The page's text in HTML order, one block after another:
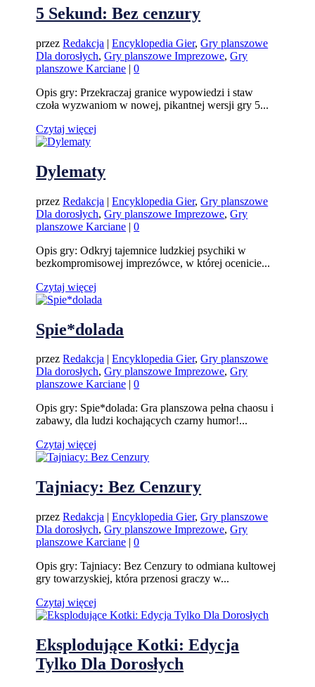
5 Sekund: Bez cenzury
przezRedakcja |Encyklopedia Gier,Gry planszowe
Dla dorosłych,Gry planszowe Imprezowe,Gry
planszowe Karciane |0
Opis gry: Przekraczaj granice wypowiedzi i staw
czoła wyzwaniom w nowej, pikantnej wersji gry 5...
Czytaj więcej
Dylematy
przezRedakcja |Encyklopedia Gier,Gry planszowe
Dla dorosłych,Gry planszowe Imprezowe,Gry
planszowe Karciane |0
Opis gry: Odkryj tajemnice ludzkiej psychiki w
bezkompromisowej imprezówce, w której ocenicie...
Czytaj więcej
Spie*dolada
przezRedakcja |Encyklopedia Gier,Gry planszowe
Dla dorosłych,Gry planszowe Imprezowe,Gry
planszowe Karciane |0
Opis gry: Spie*dolada: Gra planszowa pełna chaosu i
zabawy, dla ludzi kochających czarny humor!...
Czytaj więcej
Tajniacy: Bez Cenzury
przezRedakcja |Encyklopedia Gier,Gry planszowe
Dla dorosłych,Gry planszowe Imprezowe,Gry
planszowe Karciane |0
Opis gry: Tajniacy: Bez Cenzury to odmiana kultowej
gry towarzyskiej, która przenosi graczy w...
Czytaj więcej
Eksplodujące Kotki: Edycja
Tylko Dla Dorosłych